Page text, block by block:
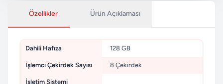
Özellikler Ürün Açıklaması
Dahili Hafıza 128 GB
İşlemci Çekirdek Sayısı 8 Çekirdek
İşletim Sistemi